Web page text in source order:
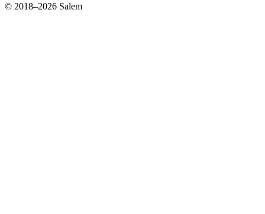
© 2018–2026 Salem